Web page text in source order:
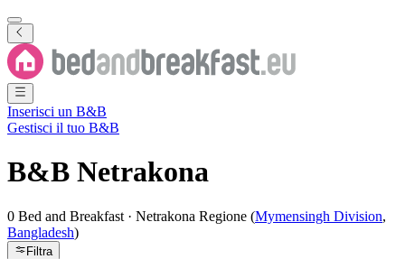
Inserisci un B&B
Gestisci il tuo B&B
B&B Netrakona
0 Bed and Breakfast · Netrakona Regione (Mymensingh Division,
Bangladesh)
Filtra